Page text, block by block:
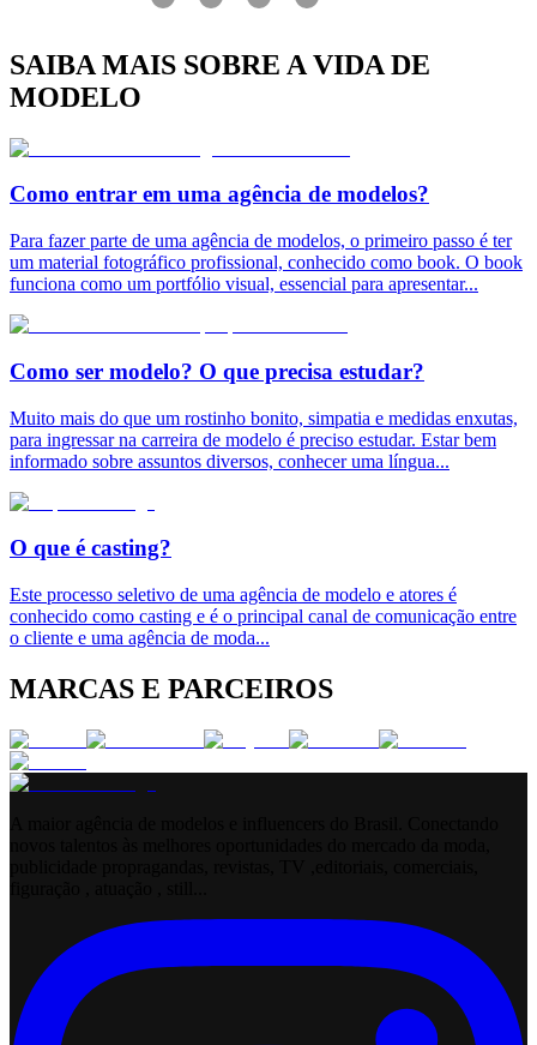
SAIBA MAIS SOBRE A VIDA DE
MODELO
Como entrar em uma agência de modelos?
Para fazer parte de uma agência de modelos, o primeiro passo é ter
um material fotográfico profissional, conhecido como book. O book
funciona como um portfólio visual, essencial para apresentar...
Como ser modelo? O que precisa estudar?
Muito mais do que um rostinho bonito, simpatia e medidas enxutas,
para ingressar na carreira de modelo é preciso estudar. Estar bem
informado sobre assuntos diversos, conhecer uma língua...
O que é casting?
Este processo seletivo de uma agência de modelo e atores é
conhecido como casting e é o principal canal de comunicação entre
o cliente e uma agência de moda...
MARCAS E PARCEIROS